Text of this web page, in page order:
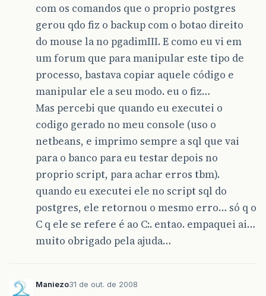
com os comandos que o proprio postgres
gerou qdo fiz o backup com o botao direito
do mouse la no pgadimIII. E como eu vi em
um forum que para manipular este tipo de
processo, bastava copiar aquele código e
manipular ele a seu modo. eu o fiz…
Mas percebi que quando eu executei o
codigo gerado no meu console (uso o
netbeans, e imprimo sempre a sql que vai
para o banco para eu testar depois no
proprio script, para achar erros tbm).
quando eu executei ele no script sql do
postgres, ele retornou o mesmo erro… só q o
C q ele se refere é ao C:. entao. empaquei ai…
muito obrigado pela ajuda…
Maniezo31 de out. de 2008